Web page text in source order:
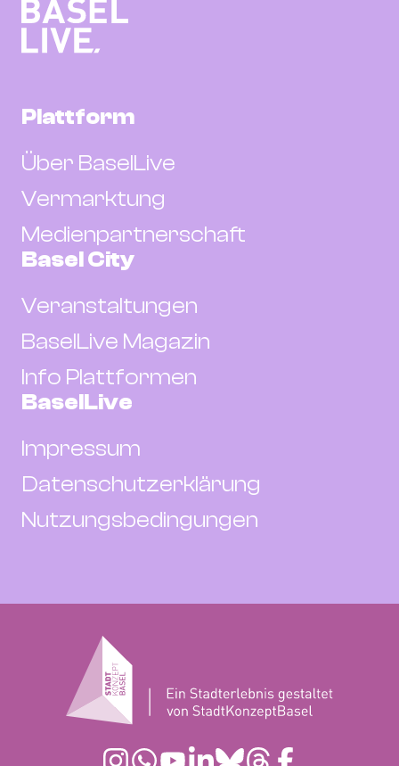
Plattform
Über BaselLive
Vermarktung
Medienpartnerschaft
Basel City
Veranstaltungen
BaselLive Magazin
Info Plattformen
BaselLive
Impressum
Datenschutzerklärung
Nutzungsbedingungen